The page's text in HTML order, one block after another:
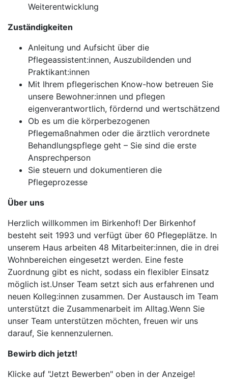
Weiterentwicklung
Zuständigkeiten
Anleitung und Aufsicht über die
Pflegeassistent:innen, Auszubildenden und
Praktikant:innen
Mit Ihrem pflegerischen Know-how betreuen Sie
unsere Bewohner:innen und pflegen
eigenverantwortlich, fördernd und wertschätzend
Ob es um die körperbezogenen
Pflegemaßnahmen oder die ärztlich verordnete
Behandlungspflege geht – Sie sind die erste
Ansprechperson
Sie steuern und dokumentieren die
Pflegeprozesse
Über uns
Herzlich willkommen im Birkenhof! Der Birkenhof
besteht seit 1993 und verfügt über 60 Pflegeplätze. In
unserem Haus arbeiten 48 Mitarbeiter:innen, die in drei
Wohnbereichen eingesetzt werden. Eine feste
Zuordnung gibt es nicht, sodass ein flexibler Einsatz
möglich ist.Unser Team setzt sich aus erfahrenen und
neuen Kolleg:innen zusammen. Der Austausch im Team
unterstützt die Zusammenarbeit im Alltag.Wenn Sie
unser Team unterstützen möchten, freuen wir uns
darauf, Sie kennenzulernen.
Bewirb dich jetzt!
Klicke auf "Jetzt Bewerben" oben in der Anzeige!